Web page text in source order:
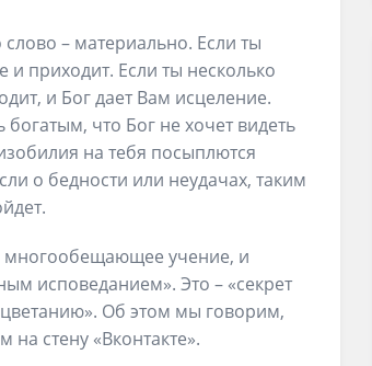
– материально. Если ты
приходит. Если ты несколько
и Бог дает Вам исцеление.
что Бог не хочет видеть
на тебя посыплются
о бедности или неудачах, таким
многообещающее учение, и
исповеданием». Это – «секрет
Об этом мы говорим,
стену «Вконтакте».